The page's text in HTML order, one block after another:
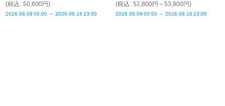
(税込 : 50,600円)
2026.08.09 00:00 ～ 2026.08.16 23:00
(税込 : 52,800円 ～53,900円)
2026.08.09 00:00 ～ 2026.08.16 23:00